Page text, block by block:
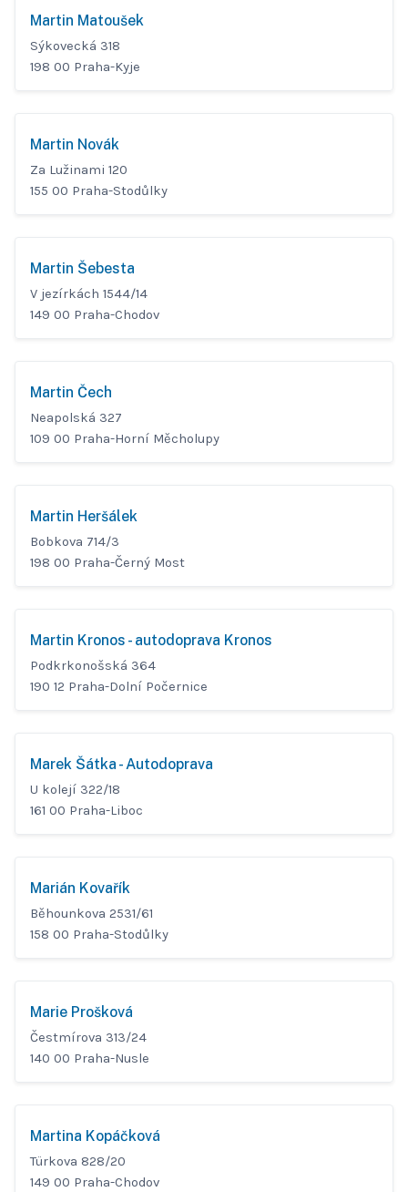
Martin Matoušek
Sýkovecká 318
198 00 Praha-Kyje
Martin Novák
Za Lužinami 120
155 00 Praha-Stodůlky
Martin Šebesta
V jezírkách 1544/14
149 00 Praha-Chodov
Martin Čech
Neapolská 327
109 00 Praha-Horní Měcholupy
Martin Heršálek
Bobkova 714/3
198 00 Praha-Černý Most
Martin Kronos - autodoprava Kronos
Podkrkonošská 364
190 12 Praha-Dolní Počernice
Marek Šátka - Autodoprava
U kolejí 322/18
161 00 Praha-Liboc
Marián Kovařík
Běhounkova 2531/61
158 00 Praha-Stodůlky
Marie Prošková
Čestmírova 313/24
140 00 Praha-Nusle
Martina Kopáčková
Türkova 828/20
149 00 Praha-Chodov